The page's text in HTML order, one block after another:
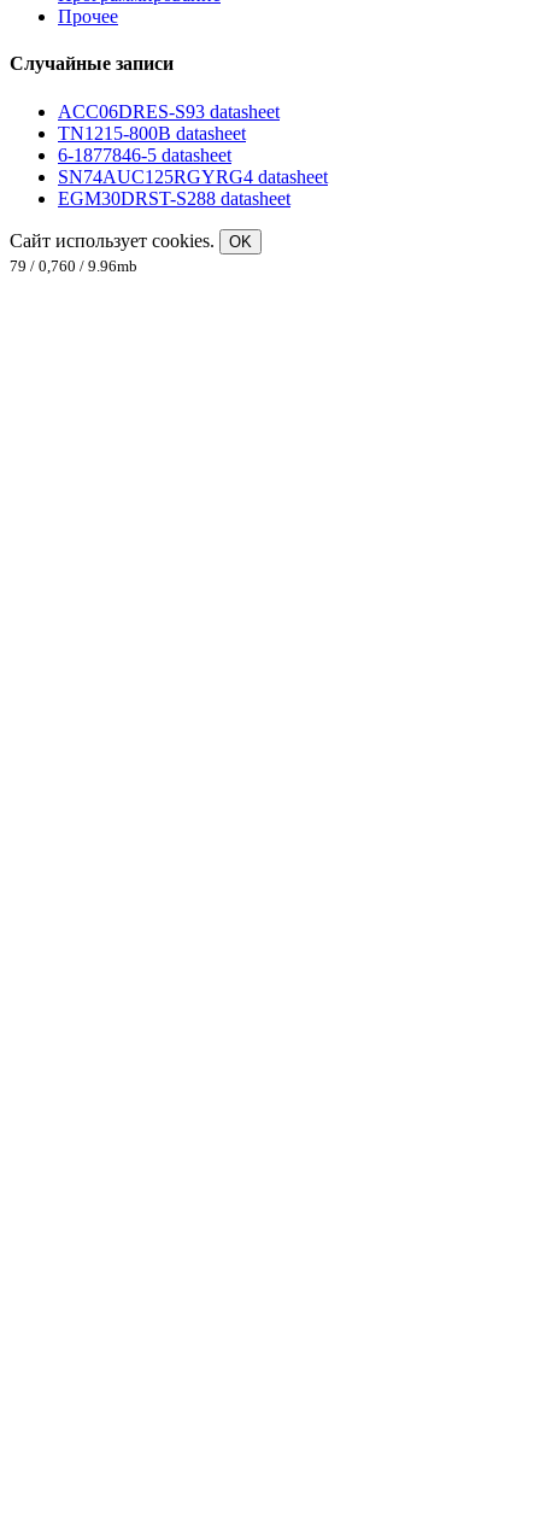
Прочее
Случайные записи
ACC06DRES-S93 datasheet
TN1215-800B datasheet
6-1877846-5 datasheet
SN74AUC125RGYRG4 datasheet
EGM30DRST-S288 datasheet
Сайт использует cookies.
OK
79 / 0,760 / 9.96mb